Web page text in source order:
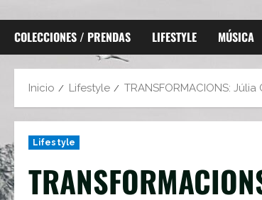
COLECCIONES / PRENDAS LIFESTYLE MÚSICA
Inicio Lifestyle TRANSFORMACIONS:
Lifestyle